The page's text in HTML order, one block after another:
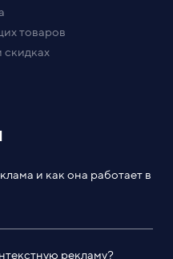
товаров
скидках
и как она работает в
рекламу?